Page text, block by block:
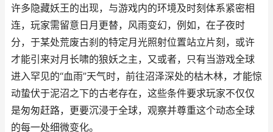
许多隐藏妖王的出现，与游戏内的环境及时刻体系紧密相
连，玩家需留意日月更替，风雨变幻，例如，在子夜时
分，于某处荒废古刹的特定月光照射位置站立片刻，或许
才能引来对月长啸的狼妖之主，又或者，只有当游戏全球
进入罕见的“血雨”天气时，前往沼泽深处的枯木林，才能惊
动蛰伏于泥沼之下的古老存在，这些条件要求玩家不仅仅
是匆匆赶路，更要沉浸于全球，观察并尊重这个动态全球
的每一处细微变化。